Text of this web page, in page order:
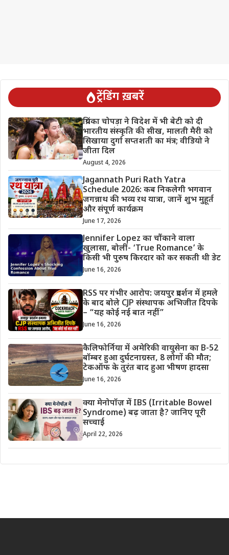
ट्रेंडिंग ख़बरें
प्रियंका चोपड़ा ने विदेश में भी बेटी को दी
भारतीय संस्कृति की सीख, मालती मैरी को
सिखाया दुर्गा सप्तशती का मंत्र; वीडियो ने
जीता दिल
August 4, 2026
Jagannath Puri Rath Yatra
Schedule 2026: कब निकलेगी भगवान
जगन्नाथ की भव्य रथ यात्रा, जानें शुभ मुहूर्त
और संपूर्ण कार्यक्रम
June 17, 2026
Jennifer Lopez का चौंकाने वाला
खुलासा, बोलीं- ‘True Romance’ के
किसी भी पुरुष किरदार को कर सकती थी डेट
June 16, 2026
RSS पर गंभीर आरोप: जयपुर प्रदर्शन में हमले
के बाद बोले CJP संस्थापक अभिजीत दिपके
– “यह कोई नई बात नहीं”
June 16, 2026
कैलिफोर्निया में अमेरिकी वायुसेना का B-52
बॉम्बर हुआ दुर्घटनाग्रस्त, 8 लोगों की मौत;
टेकऑफ के तुरंत बाद हुआ भीषण हादसा
June 16, 2026
क्या मेनोपॉज़ में IBS (Irritable Bowel
Syndrome) बढ़ जाता है? जानिए पूरी
सच्चाई
April 22, 2026